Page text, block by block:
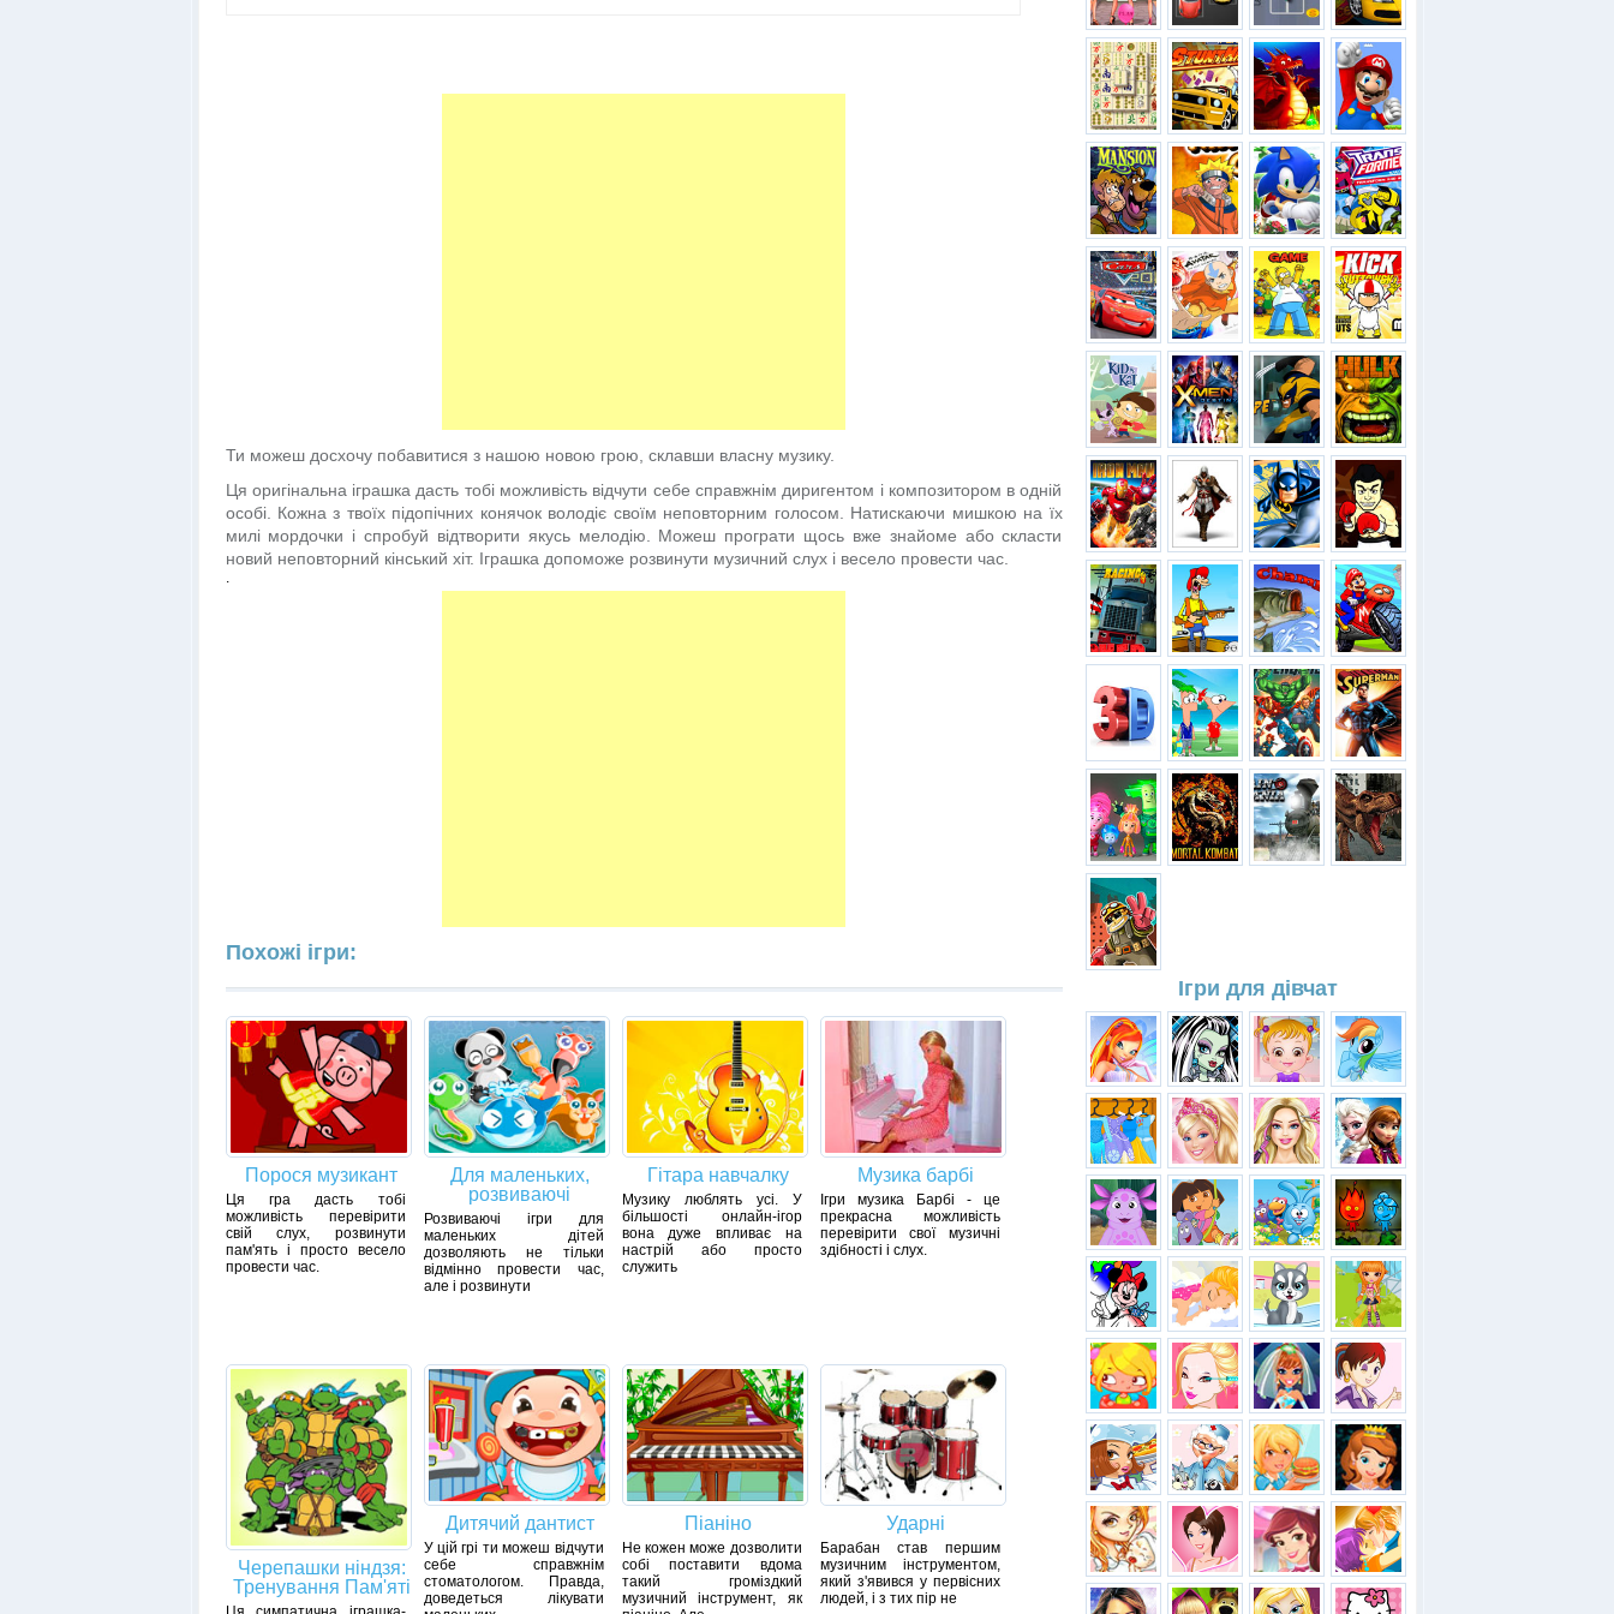
Ти можеш досхочу побавитися з нашою новою грою, склавши власну музику.
Ця оригінальна іграшка дасть тобі можливість відчути себе справжнім диригентом і композитором в одній
особі. Кожна з твоїх підопічних конячок володіє своїм неповторним голосом. Натискаючи мишкою на їх
милі мордочки і спробуй відтворити якусь мелодію. Можеш програти щось вже знайоме або скласти
новий неповторний кінський хіт. Іграшка допоможе розвинути музичний слух і весело провести час.
.
Похожі ігри:
Порося музикант
Ця гра дасть тобі
можливість перевірити
свій слух, розвинути
пам'ять і просто весело
провести час.
Для маленьких,
розвиваючі
Розвиваючі ігри для
маленьких дітей
дозволяють не тільки
відмінно провести час,
але і розвинути
Гітара навчалку
Музику люблять усі. У
більшості онлайн-ігор
вона дуже впливає на
настрій або просто
служить
Музика барбі
Ігри музика Барбі - це
прекрасна можливість
перевірити свої музичні
здібності і слух.
Черепашки ніндзя:
Тренування Пам'яті
Дитячий дантист
У цій грі ти можеш відчути
себе справжнім
стоматологом. Правда,
доведеться лікувати
Піаніно
Не кожен може дозволити
собі поставити вдома
такий громіздкий
музичний інструмент, як
Ударні
Барабан став першим
музичним інструментом,
який з'явився у первісних
людей, і з тих пір не
Ігри для дівчат